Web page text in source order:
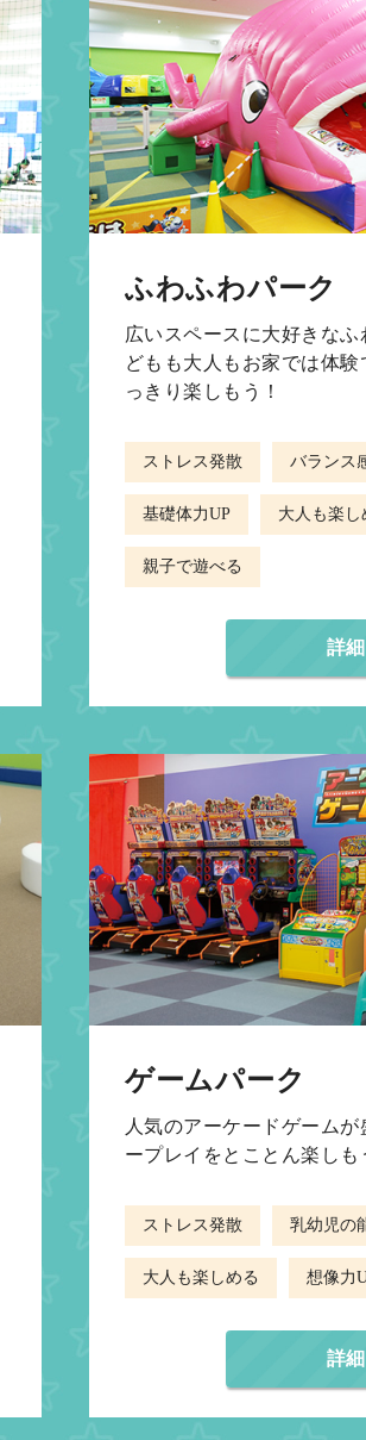
ふわふわパーク
広いスペースに大好きな
どもも大人もお家では体
っきり楽しもう！
ストレス発散 バランス
基礎体力UP 大人も楽し
親子で遊べる
詳
ゲームパーク
人気のアーケードゲーム
ープレイをとことん楽しも
ストレス発散 乳幼児の
大人も楽しめる 想像力
詳